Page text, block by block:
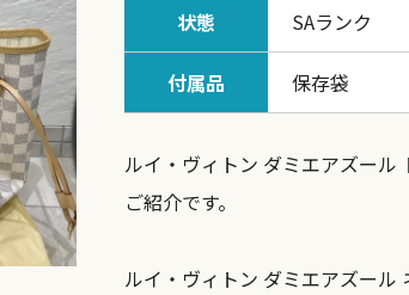
状態 SAランク
付属品 保存袋
ルイ・ヴィトン ダミエアズー
ご紹介です。
ルイ・ヴィトン ダミエアズール